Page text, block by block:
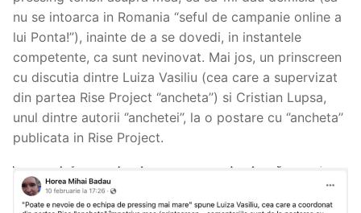
nu se intoarca in Romania “seful de campanie online a
lui Ponta!”), inainte de a se dovedi, in instantele
competente, ca sunt nevinovat. Mai jos, un prinscreen
cu discutia dintre Luiza Vasiliu (cea care a supervizat
din partea Rise Project ‘’ancheta’’) si Cristian Lupsa,
unul dintre autorii ‘’anchetei’’, la o postare cu ‘’ancheta’’
publicata in Rise Project.